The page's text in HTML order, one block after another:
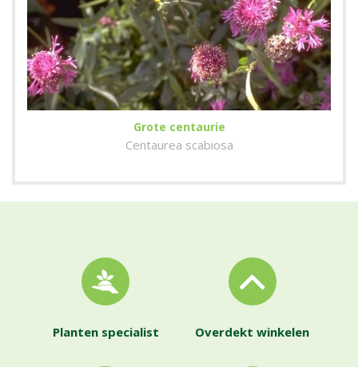
Grote centaurie
Centaurea scabiosa
Planten specialist Overdekt winkelen